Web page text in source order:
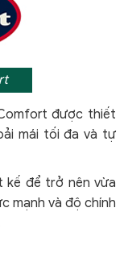
được thiết
mái tối đa và tự
kế để trở nên vừa
mạnh và độ chính